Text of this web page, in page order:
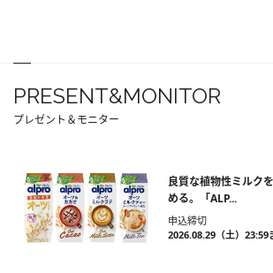
PRESENT&MONITOR
プレゼント＆モニター
良質な植物性ミルク
める。「ALP...
申込締切
2026.08.29（土）23:59